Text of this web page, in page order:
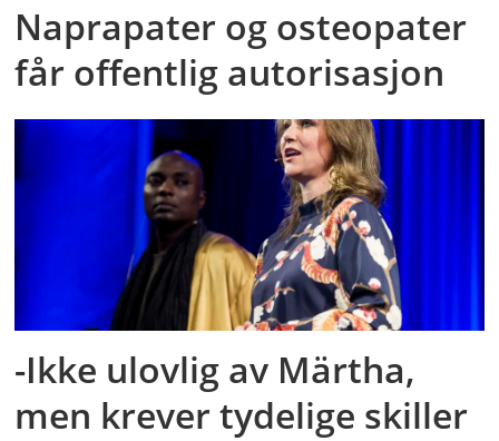
Naprapater og osteopater
får offentlig autorisasjon
-Ikke ulovlig av Märtha,
men krever tydelige skiller